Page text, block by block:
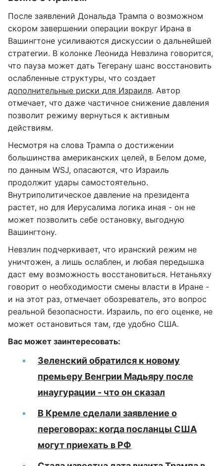
После заявлений Дональда Трампа о возможном
скором завершении операции вокруг Ирана в
Вашингтоне усиливаются дискуссии о дальнейшей
стратегии. В колонке Леонида Невзлина говорится,
что пауза может дать Тегерану шанс восстановить
ослабленные структуры, что создает
дополнительные риски для Израиля. Автор
отмечает, что даже частичное снижение давления
позволит режиму вернуться к активным
действиям.
Несмотря на слова Трампа о достижении
большинства американских целей, в Белом доме,
по данным WSJ, опасаются, что Израиль
продолжит удары самостоятельно.
Внутриполитическое давление на президента
растет, но для Иерусалима логика иная - он не
может позволить себе остановку, выгодную
Вашингтону.
Невзлин подчеркивает, что иранский режим не
уничтожен, а лишь ослаблен, и любая передышка
даст ему возможность восстановиться. Нетаньяху
говорит о необходимости смены власти в Иране -
и на этот раз, отмечает обозреватель, это вопрос
реальной безопасности. Израиль, по его оценке, не
может остановиться там, где удобно США.
Вас может заинтересовать:
Зеленский обратился к новому
премьеру Венгрии Мадьяру после
инаугурации - что он сказал
В Кремле сделали заявление о
переговорах: когда посланцы США
могут приехать в РФ